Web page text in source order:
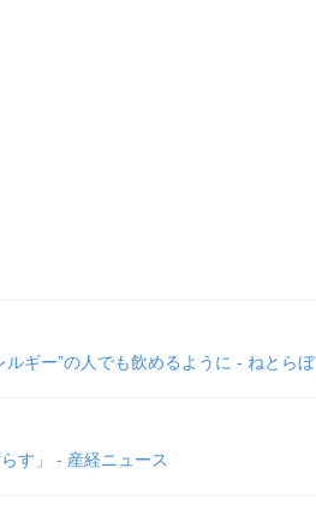
ギー”の人でも飲めるように - ねとらぼ
す」 - 産経ニュース